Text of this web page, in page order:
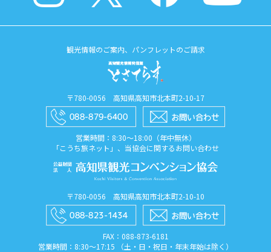
観光情報のご案内、パンフレットのご請求
〒780-0056 高知県高知市北本町2-10-17
営業時間：8:30〜18:00（年中無休）
「こうち旅ネット」、当協会に関するお問い合わせ
〒780-0056 高知県高知市北本町2-10-10
FAX：088​-873​-6181
営業時間：8:30〜17:15 （土・日・祝日・年末年始は除く）